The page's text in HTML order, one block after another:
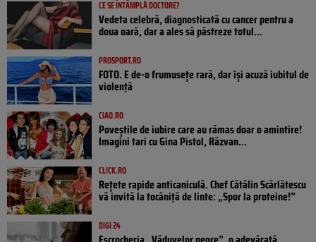
CE SE ÎNTÂMPLĂ DOCTORE?
Vedeta celebră, diagnosticată cu cancer pentru a
doua oară, dar a ales să păstreze totul...
PROSPORT.RO
FOTO. E de-o frumusețe rară, dar își acuză iubitul de
violență
CIAO.RO
Poveştile de iubire care au rămas doar o amintire!
Imagini tari cu Gina Pistol, Răzvan...
CLICK.RO
Rețete rapide anticaniculă. Chef Cătălin Scărlătescu
vă invită la tocăniță de linte: „Spor la proteine!”
DIGI 24